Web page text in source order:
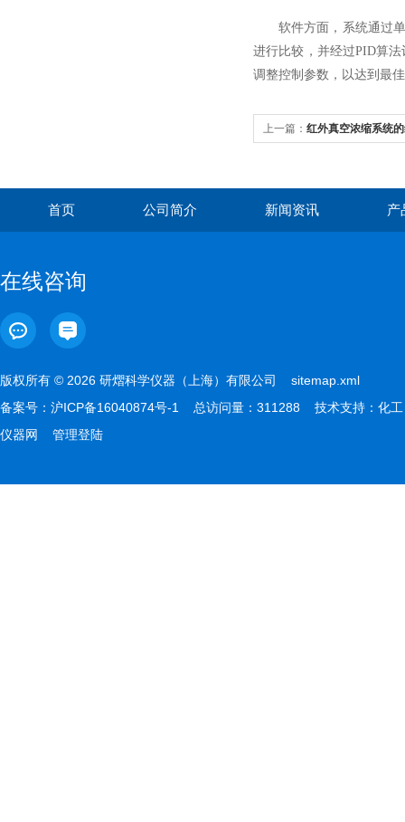
软件方面，系统通过单
进行比较，并经过PID算
调整控制参数，以达到最
上一篇： 红外真空浓缩系统
首页 公司简介 新闻资讯 产
在线咨询
版权所有 © 2026 研熠科学仪器（上海）有限公司 sitemap.xml
备案号： 沪ICP备16040874号-1 总访问量：311288 技术支持： 化工
仪器网
管理登陆